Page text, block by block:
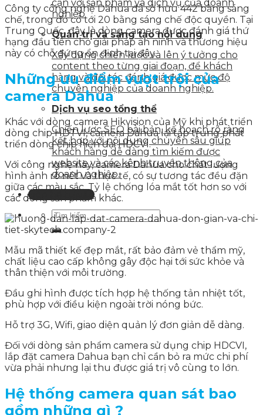
cận với sản phẩm và dịch vụ của doanh
nghiệp
Quản trị và sáng tạo nội dung
Xây dựng chiến lược và lên ý tưởng cho
content theo từng giai đoạn, để khách
hàng và đối tác đánh giá được mức độ
chuyên nghiệp của doanh nghiệp.
Dịch vụ seo tổng thể
Chiến lược SEO bài bản, kế hoạch rõ ràng
kết hợp với nội dung chuyên sâu giúp
khách hàng dễ dàng tìm kiếm được
website và các kênh truyền thông của
doanh nghiệp.
Liên hệ tư vấn
Công ty công nghệ Dahua đã sở hữu 442 bằng sáng
chế, trong đó có tới 20 bằng sáng chế độc quyền. Tại
Trung Quốc, đây là dòng camera được đánh giá thứ
hạng đầu tiên cho giải pháp an ninh và thương hiệu
này có chỗ đứng ổn định tại đây.
Những ưu điểm vượt trội của
camera Dahua
Khác với dòng camera Hikvision của Mỹ khi phát triển
dòng chip HDTVI, camera Dahua lại tập trung phát
triển dòng chip hiện đại HDCVI.
Với công nghệ này, camera Dahua cho chất lượng
hình ảnh rõ nét và thực tế, có sự tương tác đều đặn
giữa các màu sắc. Tỷ lệ chống lóa mắt tốt hơn so với
các dòng sản phẩm khác.
Mẫu mã thiết kế đẹp mắt, rất bảo đảm vẻ thẩm mỹ,
chất liệu cao cấp không gây độc hại tới sức khỏe và
thân thiện với môi trường.
Đầu ghi hình được tích hợp hệ thống tản nhiệt tốt,
phù hợp với điều kiện ngoài trời nóng bức.
Hỗ trợ 3G, Wifi, giao diện quản lý đơn giản dễ dàng.
Đối với dòng sản phẩm camera sử dụng chip HDCVI,
lắp đặt camera Dahua bạn chỉ cần bỏ ra mức chi phí
vừa phải nhưng lại thu được giá trị vô cùng to lớn.
Hệ thống camera quan sát bao
gồm những gì ?